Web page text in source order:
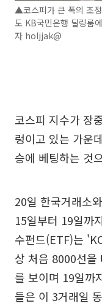
▲코스피가 큰 폭의 조
도 KB국민은행 딜링룸
자 holjjak@
코스피 지수가 장
렁이고 있는 가운
승에 베팅하는 것
20일 한국거래소
15일부터 19일까
수펀드(ETF)는
상 처음 8000선을
를 보이며 19일까
들은 이 3거래일